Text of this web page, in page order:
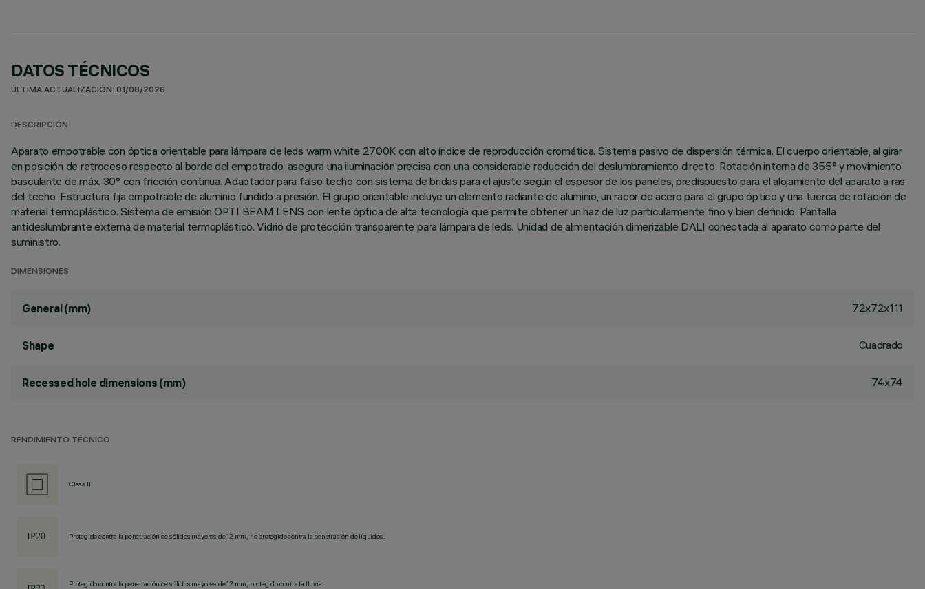
DATOS TÉCNICOS
ÚLTIMA ACTUALIZACIÓN: 01/08/2026
DESCRIPCIÓN
Aparato empotrable con óptica orientable para lámpara de leds warm white 2700K con alto índice de reproducción cromática. Sistema pasivo de dispersión térmica. El cuerpo orientable, al girar
en posición de retroceso respecto al borde del empotrado, asegura una iluminación precisa con una considerable reducción del deslumbramiento directo. Rotación interna de 355° y movimiento
basculante de máx. 30° con fricción continua. Adaptador para falso techo con sistema de bridas para el ajuste según el espesor de los paneles, predispuesto para el alojamiento del aparato a ras
del techo. Estructura fija empotrable de aluminio fundido a presión. El grupo orientable incluye un elemento radiante de aluminio, un racor de acero para el grupo óptico y una tuerca de rotación de
material termoplástico. Sistema de emisión OPTI BEAM LENS con lente óptica de alta tecnología que permite obtener un haz de luz particularmente fino y bien definido. Pantalla
antideslumbrante externa de material termoplástico. Vidrio de protección transparente para lámpara de leds. Unidad de alimentación dimerizable DALI conectada al aparato como parte del
suministro.
DIMENSIONES
General (mm) 72x72x111
Shape Cuadrado
Recessed hole dimensions (mm) 74x74
RENDIMIENTO TÉCNICO
Class II
Protegido contra la penetración de sólidos mayores de 12 mm, no protegido contra la penetración de líquidos.
Protegido contra la penetración de sólidos mayores de 12 mm, protegido contra la lluvia.